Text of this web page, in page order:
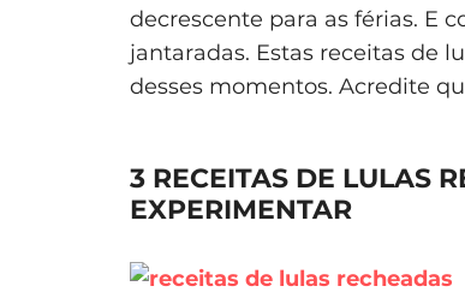
decrescente para as férias. E
jantaradas. Estas receitas de
desses momentos. Acredite
3 RECEITAS DE LULAS
EXPERIMENTAR